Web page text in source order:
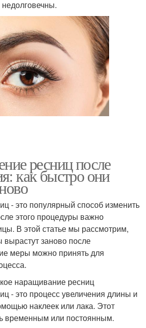
ресниц после
как быстро они
- это популярный способ изменить
этого процедуры важно
В этой статье мы рассмотрим,
вырастут заново после
меры можно принять для
наращивание ресниц
- это процесс увеличения длины и
наклеек или лака. Этот
временным или постоянным.